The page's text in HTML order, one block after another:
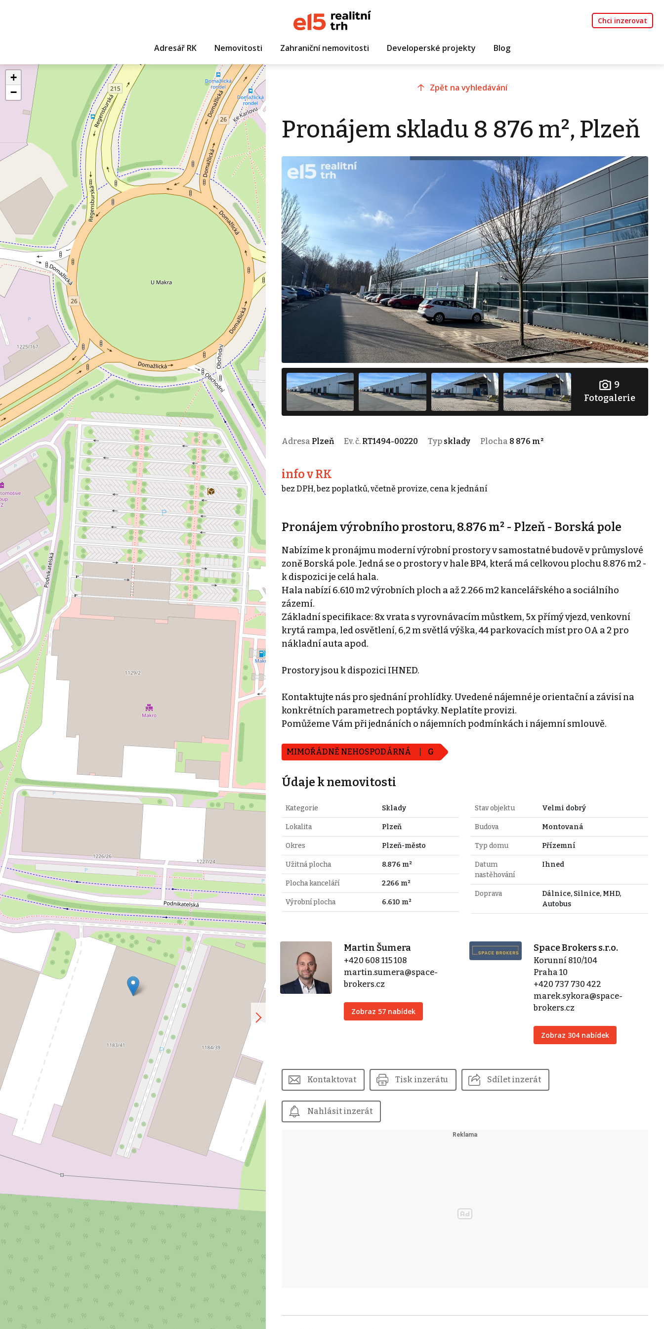
Chci inzerovat
Adresář RK Nemovitosti Zahraniční nemovitosti Developerské projekty Blog
+
−
Zpět na vyhledávání
Pronájem skladu 8 876 m², Plzeň
9
Fotogalerie
Adresa Plzeň Ev. č. RT1494-00220 Typ sklady Plocha 8 876 m²
info v RK
bez DPH, bez poplatků, včetně provize, cena k jednání
Pronájem výrobního prostoru, 8.876 m² - Plzeň - Borská pole
Nabízíme k pronájmu moderní výrobní prostory v samostatné budově v průmyslové
zoně Borská pole. Jedná se o prostory v hale BP4, která má celkovou plochu 8.876 m2 -
k dispozici je celá hala.
Hala nabízí 6.610 m2 výrobních ploch a až 2.266 m2 kancelářského a sociálního
zázemí.
Základní specifikace: 8x vrata s vyrovnávacím můstkem, 5x přímý vjezd, venkovní
krytá rampa, led osvětlení, 6,2 m světlá výška, 44 parkovacích míst pro OA a 2 pro
nákladní auta apod.
Prostory jsou k dispozici IHNED.
Kontaktujte nás pro sjednání prohlídky. Uvedené nájemné je orientační a závisí na
konkrétních parametrech poptávky. Neplatíte provizi.
Pomůžeme Vám při jednáních o nájemních podmínkách i nájemní smlouvě.
MIMOŘÁDNĚ NEHOSPODÁRNÁ G
Údaje k nemovitosti
Kategorie Sklady
Lokalita Plzeň
Okres Plzeň-město
Užitná plocha 8.876 m²
Plocha kanceláří 2.266 m²
Výrobní plocha 6.610 m²
Stav objektu Velmi dobrý
Budova Montovaná
Typ domu Přízemní
Datum
nastěhování
Ihned
Doprava
Dálnice, Silnice, MHD,
Autobus
Martin Šumera
+420 608 115 108
martin.sumera@space-
brokers.cz
Zobraz 57 nabídek
Space Brokers s.r.o.
Korunní 810/104
Praha 10
+420 737 730 422
marek.sykora@space-
brokers.cz
Zobraz 304 nabídek
Kontaktovat Tisk inzerátu Sdílet inzerát
Nahlásit inzerát